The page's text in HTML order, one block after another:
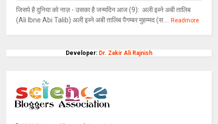
जिसपे है दुनिया को नाज़ - उसका है जन्मदिन आज (9): अली इब्ने अबी तालिब
(Ali Ibne Abi Talib) अली इब्ने अबी तालिब पैगम्बर मुहम्मद (स....
Readmore
Developer: Dr. Zakir Ali Rajnish